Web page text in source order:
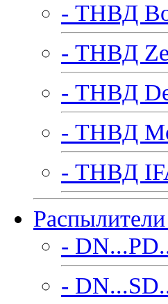
- ТНВД
- ТНВД
- ТНВД
- ТНВД
- ТНВД
-
-